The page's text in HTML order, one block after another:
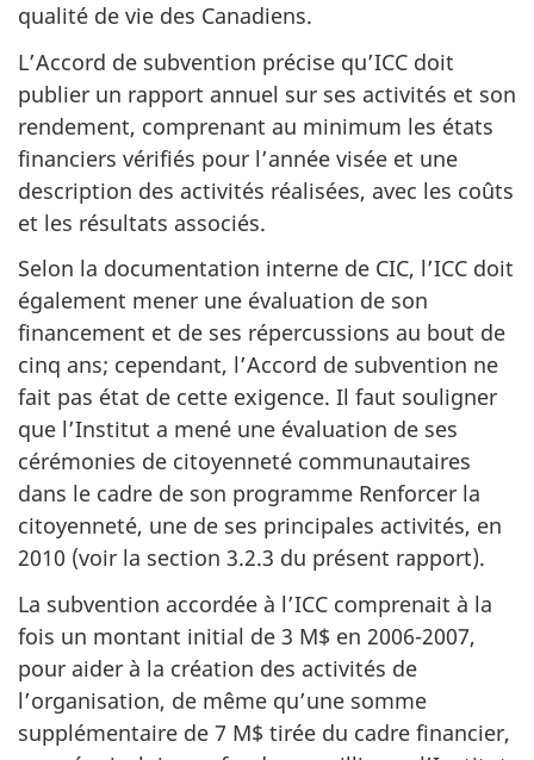
qualité de vie des Canadiens.
L’Accord de subvention précise qu’ICC doit
publier un rapport annuel sur ses activités et son
rendement, comprenant au minimum les états
financiers vérifiés pour l’année visée et une
description des activités réalisées, avec les coûts
et les résultats associés.
Selon la documentation interne de CIC, l’ICC doit
également mener une évaluation de son
financement et de ses répercussions au bout de
cinq ans; cependant, l’Accord de subvention ne
fait pas état de cette exigence. Il faut souligner
que l’Institut a mené une évaluation de ses
cérémonies de citoyenneté communautaires
dans le cadre de son programme Renforcer la
citoyenneté, une de ses principales activités, en
2010 (voir la section 3.2.3 du présent rapport).
La subvention accordée à l’ICC comprenait à la
fois un montant initial de 3 M$ en 2006-2007,
pour aider à la création des activités de
l’organisation, de même qu’une somme
supplémentaire de 7 M$ tirée du cadre financier,